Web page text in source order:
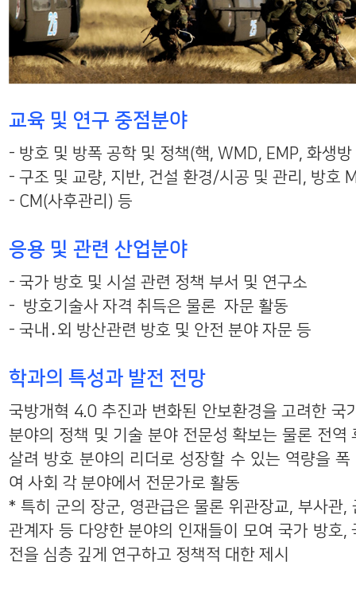
교육 및 연구 중점분야
- 방호 및 방폭 공학 및 정책(핵, WMD, EMP, 화생방
- 구조 및 교량, 지반, 건설 환경/시공 및 관리, 방호
- CM(사후관리) 등
응용 및 관련 산업분야
- 국가 방호 및 시설 관련 정책 부서 및 연구소
- 방호기술사 자격 취득은 물론 자문 활동
- 국내․외 방산관련 방호 및 안전 분야 자문 등
학과의 특성과 발전 전망
국방개혁 4.0 추진과 변화된 안보환경을 고려한 국
분야의 정책 및 기술 분야 전문성 확보는 물론 전역
살려 방호 분야의 리더로 성장할 수 있는 역량을 폭
여 사회 각 분야에서 전문가로 활동
* 특히 군의 장군, 영관급은 물론 위관장교, 부사관,
관계자 등 다양한 분야의 인재들이 모여 국가 방호,
전을 심층 깊게 연구하고 정책적 대한 제시